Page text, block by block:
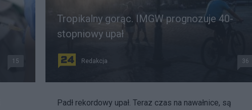
15
Tropikalny gorąc. IMGW prognozuje 40-
stopniowy upał
Redakcja 36
Padł rekordowy upał. Teraz czas na nawałnice, są